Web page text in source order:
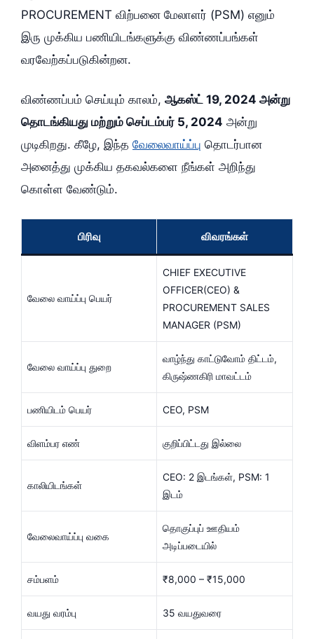
PROCUREMENT விற்பனை மேலாளர் (PSM) எனும்
இரு முக்கிய பணியிடங்களுக்கு விண்ணப்பங்கள்
வரவேற்கப்படுகின்றன.
விண்ணப்பம் செய்யும் காலம், ஆகஸ்ட் 19, 2024 அன்று
தொடங்கியது மற்றும் செப்டம்பர் 5, 2024 அன்று
முடிகிறது. கீழே, இந்த வேலைவாய்ப்பு தொடர்பான
அனைத்து முக்கிய தகவல்களை நீங்கள் அறிந்து
கொள்ள வேண்டும்.
பிரிவு விவரங்கள்
வேலை வாய்ப்பு பெயர்
CHIEF EXECUTIVE
OFFICER(CEO) &
PROCUREMENT SALES
MANAGER (PSM)
வேலை வாய்ப்பு துறை
வாழ்ந்து காட்டுவோம் திட்டம்,
கிருஷ்ணகிரி மாவட்டம்
பணியிடம் பெயர் CEO, PSM
விளம்பர எண் குறிப்பிட்டது இல்லை
காலியிடங்கள்
CEO: 2 இடங்கள், PSM: 1
இடம்
வேலைவாய்ப்பு வகை
தொகுப்புப் ஊதியம்
அடிப்படையில்
சம்பளம் ₹8,000 – ₹15,000
வயது வரம்பு 35 வயதுவரை